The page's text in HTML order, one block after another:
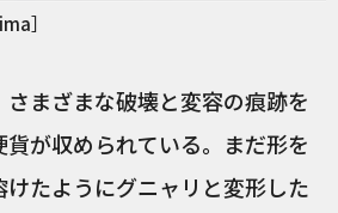
］
まざまな破壊と変容の痕跡を
が収められている。まだ形を
たようにグニャリと変形した